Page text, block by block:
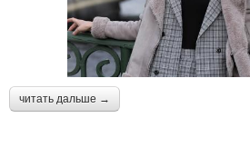
читать дальше →